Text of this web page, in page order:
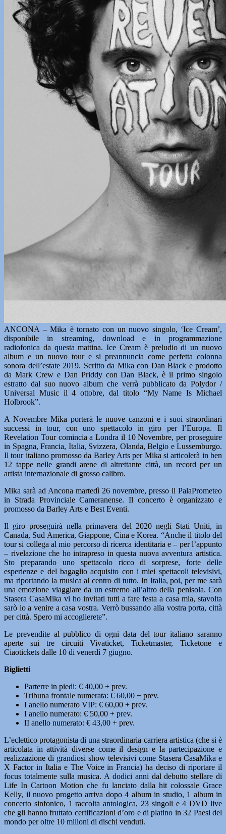
ANCONA – Mika è tornato con un nuovo singolo, ‘Ice Cream’,
disponibile in streaming, download e in programmazione
radiofonica da questa mattina. Ice Cream è preludio di un nuovo
album e un nuovo tour e si preannuncia come perfetta colonna
sonora dell’estate 2019. Scritto da Mika con Dan Black e prodotto
da Mark Crew e Dan Priddy con Dan Black, è il primo singolo
estratto dal suo nuovo album che verrà pubblicato da Polydor /
Universal Music il 4 ottobre, dal titolo “My Name Is Michael
Holbrook”.
A Novembre Mika porterà le nuove canzoni e i suoi straordinari
successi in tour, con uno spettacolo in giro per l’Europa. Il
Revelation Tour comincia a Londra il 10 Novembre, per proseguire
in Spagna, Francia, Italia, Svizzera, Olanda, Belgio e Lussemburgo.
Il tour italiano promosso da Barley Arts per Mika si articolerà in ben
12 tappe nelle grandi arene di altrettante città, un record per un
artista internazionale di grosso calibro.
Mika sarà ad Ancona martedì 26 novembre, presso il PalaPrometeo
in Strada Provinciale Cameranense. Il concerto è organizzato e
promosso da Barley Arts e Best Eventi.
Il giro proseguirà nella primavera del 2020 negli Stati Uniti, in
Canada, Sud America, Giappone, Cina e Korea. “Anche il titolo del
tour si collega al mio percorso di ricerca identitaria e – per l’appunto
– rivelazione che ho intrapreso in questa nuova avventura artistica.
Sto preparando uno spettacolo ricco di sorprese, forte delle
esperienze e del bagaglio acquisito con i miei spettacoli televisivi,
ma riportando la musica al centro di tutto. In Italia, poi, per me sarà
una emozione viaggiare da un estremo all’altro della penisola. Con
Stasera CasaMika vi ho invitati tutti a fare festa a casa mia, stavolta
sarò io a venire a casa vostra. Verrò bussando alla vostra porta, città
per città. Spero mi accoglierete”.
Le prevendite al pubblico di ogni data del tour italiano saranno
aperte sui tre circuiti Vivaticket, Ticketmaster, Ticketone e
Ciaotickets dalle 10 di venerdì 7 giugno.
Biglietti
Parterre in piedi: € 40,00 + prev.
Tribuna frontale numerata: € 60,00 + prev.
I anello numerato VIP: € 60,00 + prev.
I anello numerato: € 50,00 + prev.
II anello numerato: € 43,00 + prev.
L’eclettico protagonista di una straordinaria carriera artistica (che si è
articolata in attività diverse come il design e la partecipazione e
realizzazione di grandiosi show televisivi come Stasera CasaMika e
X Factor in Italia e The Voice in Francia) ha deciso di riportare il
focus totalmente sulla musica. A dodici anni dal debutto stellare di
Life In Cartoon Motion che fu lanciato dalla hit colossale Grace
Kelly, il nuovo progetto arriva dopo 4 album in studio, 1 album in
concerto sinfonico, 1 raccolta antologica, 23 singoli e 4 DVD live
che gli hanno fruttato certificazioni d’oro e di platino in 32 Paesi del
mondo per oltre 10 milioni di dischi venduti.